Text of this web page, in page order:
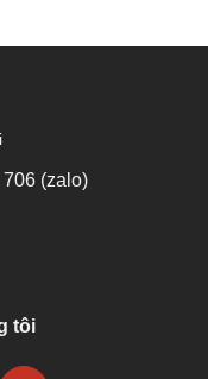
(zalo)
tôi